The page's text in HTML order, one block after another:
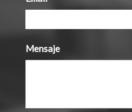
Mensaje